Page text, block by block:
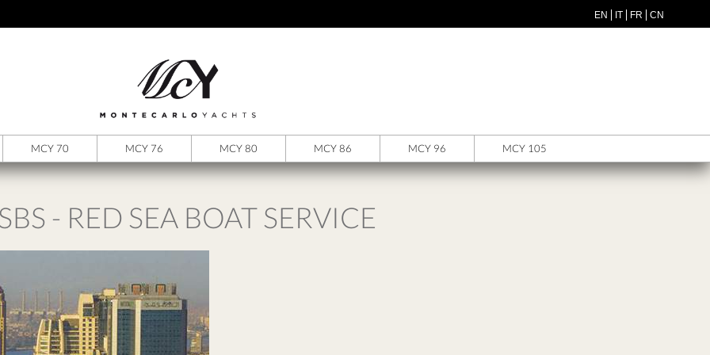
EN IT FR CN
MCY 70 MCY 76 MCY 80 MCY 86 MCY 96 MCY 105
- RED SEA BOAT SERVICE